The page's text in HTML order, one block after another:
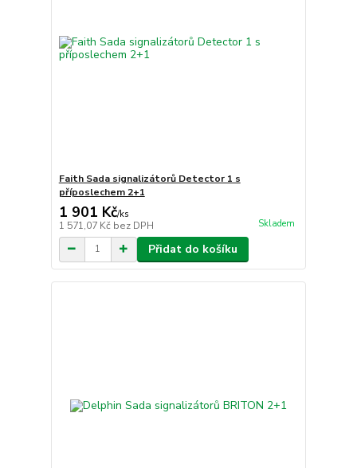
Faith Sada signalizátorů Detector 1 s
příposlechem 2+1
1 901 Kč/ks
1 571,07 Kč bez DPH Skladem
Přidat do košíku